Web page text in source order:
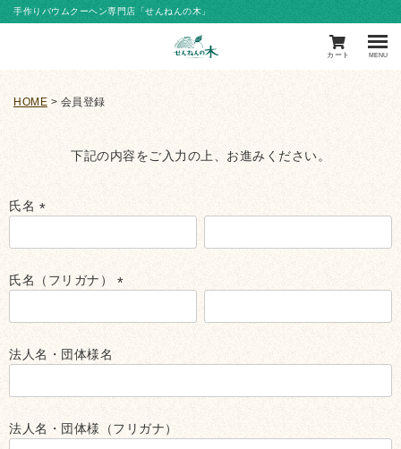
手作りバウムクーヘン専門店「せんねんの木」
カート MENU
HOME 会員登録
下記の内容をご入力の上、お進みください。
氏名
須)
氏名（フリガナ）
須)
法人名・団体様名
法人名・団体様（フリガナ）